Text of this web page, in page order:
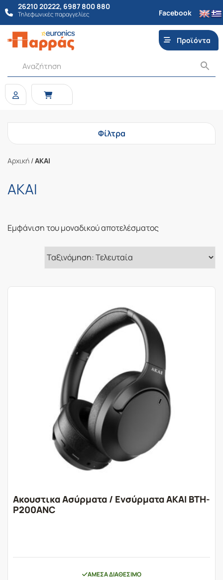
26210 20222, 6987 800 880
Τηλεφωνικές παραγγελίες Facebook
Προϊόντα
Φίλτρα
Αρχική /ΑΚΑΙ
ΑΚΑΙ
Εμφάνιση του μοναδικού αποτελέσματος
Ακουστικα Ασύρματα / Ενσύρματα ΑΚΑΙ BTH-
P200ANC
ΆΜΕΣΑ ΔΙΑΘΈΣΙΜΟ